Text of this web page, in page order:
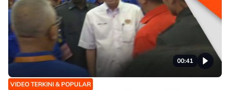
00:41
VIDEO TERKINI & POPULAR